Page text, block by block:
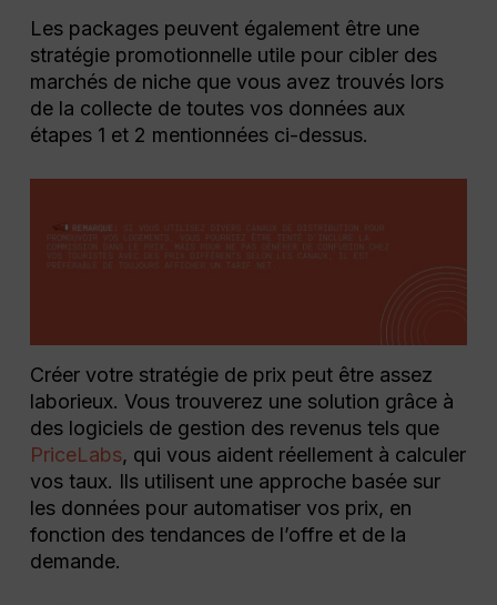
Les packages peuvent également être une
stratégie promotionnelle utile pour cibler des
marchés de niche que vous avez trouvés lors
de la collecte de toutes vos données aux
étapes 1 et 2 mentionnées ci-dessus.
Créer votre stratégie de prix peut être assez
laborieux. Vous trouverez une solution grâce à
des logiciels de gestion des revenus tels que
PriceLabs, qui vous aident réellement à calculer
vos taux. Ils utilisent une approche basée sur
les données pour automatiser vos prix, en
fonction des tendances de l’offre et de la
demande.